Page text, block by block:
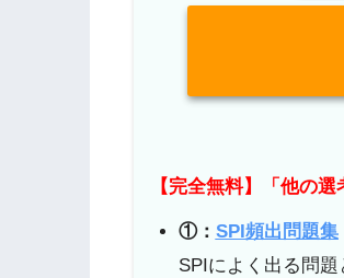
【完全無料】「他の選
①： SPI頻出問題集
SPIによく出る問